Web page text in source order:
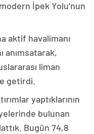
İpek Yolu’nun
aktif havalimanı
anımsatarak,
liman
getirdi.
yaptıklarının
bulunan
Bugün 74,8